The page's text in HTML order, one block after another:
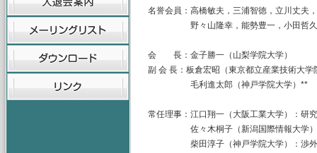
名誉会員：高橋敏夫，三浦智徳，立川丈夫
野々山隆幸，能勢豊一，小田哲久
会 長：金子勝一（山梨学院大学）
副 会 長：板倉宏昭（東京都立産業技術大
毛利進太郎（神戸学院大学）**
常任理事：江口翔一（大阪工業大学）：研
佐々木桐子（新潟国際情報大学）
柴田淳子（神戸学院大学）：渉外